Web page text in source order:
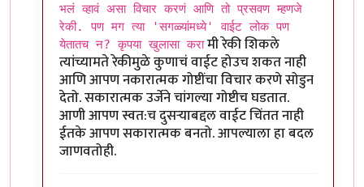
भलं व्हावं असा विचार करणं आणि तो प्रसवण म्हणजे
रेकी. पण मग त्या 'सगळ्यांमध्ये' वाईट लोक पण
येतातच न? कृपया खुलासा करामी रेकी शिकले
त्यांच्यामते रेकीमुळे कुणाचं वाईट होउच शकत नाही
आणि आपण नकारात्मक गोष्टींचा विचार करणे सोडुन
देतो. सकारात्मक उर्जेने चांगल्या गोष्टीच घडतात.
आणी आपण स्वत:च दुसर्‍याबद्दल वाईट चिंतत नाही
ईतके आपण सकारात्मक बनतो. आपल्याला हा बदल
जाणवतोही.